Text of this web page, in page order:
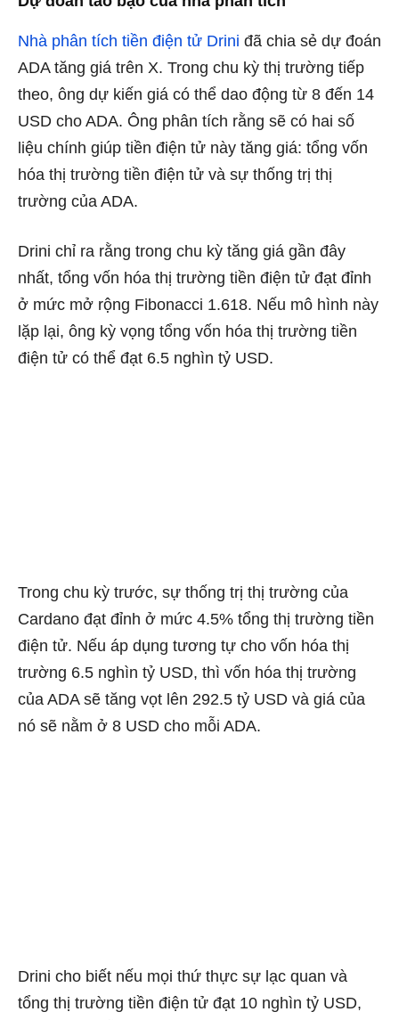
Nhà phân tích tiền điện tử Drini đã chia sẻ dự đoán
ADA tăng giá trên X. Trong chu kỳ thị trường tiếp
theo, ông dự kiến ​​giá có thể dao động từ 8 đến 14
USD cho ADA. Ông phân tích rằng sẽ có hai số
liệu chính giúp tiền điện tử này tăng giá: tổng vốn
hóa thị trường tiền điện tử và sự thống trị thị
trường của ADA.
Drini chỉ ra rằng trong chu kỳ tăng giá gần đây
nhất, tổng vốn hóa thị trường tiền điện tử đạt đỉnh
ở mức mở rộng Fibonacci 1.618. Nếu mô hình này
lặp lại, ông kỳ vọng tổng vốn hóa thị trường tiền
điện tử có thể đạt 6.5 nghìn tỷ USD.
Trong chu kỳ trước, sự thống trị thị trường của
Cardano đạt đỉnh ở mức 4.5% tổng thị trường tiền
điện tử. Nếu áp dụng tương tự cho vốn hóa thị
trường 6.5 nghìn tỷ USD, thì vốn hóa thị trường
của ADA sẽ tăng vọt lên 292.5 tỷ USD và giá của
nó sẽ nằm ở 8 USD cho mỗi ADA.
Drini cho biết nếu mọi thứ thực sự lạc quan và
tổng thị trường tiền điện tử đạt 10 nghìn tỷ USD,